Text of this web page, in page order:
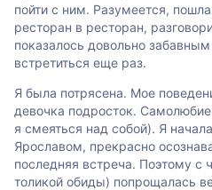
пойти с ним. Разумеется,
ресторан в ресторан,
показалось довольно
встретиться еще раз.
Я была потрясена. Мое
девочка подросток.
я смеяться над собой). Я
Ярославом, прекрасно
последняя встреча. Поэтому с
толикой обиды) попрощалась